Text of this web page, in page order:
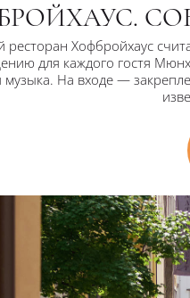
ресторан Хофбройхаус
для каждого гостя
музыка. На входе —